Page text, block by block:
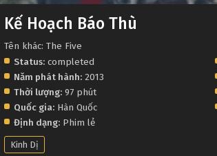
Kế Hoạch Báo Thù
Tên khác: The Five
Status: completed
Năm phát hành: 2013
Thời lượng: 97 phút
Quốc gia: Hàn Quốc
Định dạng: Phim lẻ
Kinh Dị